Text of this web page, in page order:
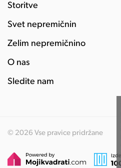
Storitve
Svet nepremičnin
Želim nepremičnino
O nas
Sledite nam
© 2026 Vse pravice pridržane